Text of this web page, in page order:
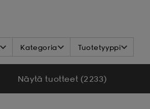
Kategoria Tuotetyyppi
Näytä tuotteet (2 233)